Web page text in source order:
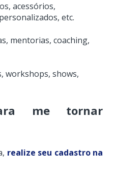
acessórios,
etc.
mentorias, coaching,
workshops, shows,
me tornar
realize seu cadastro na